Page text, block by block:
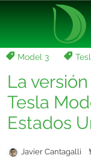
Model 3
La
Tesla
Estados
Javier Cantagalli